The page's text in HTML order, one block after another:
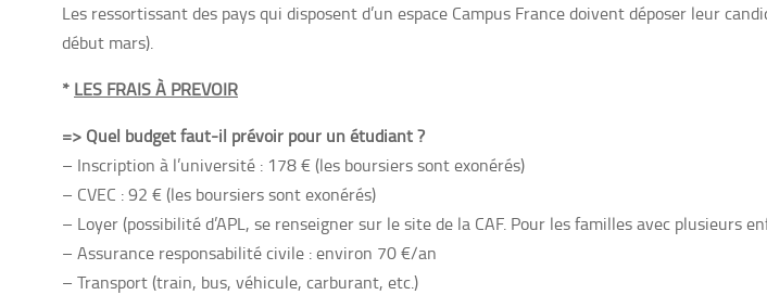
Les ressortissant des pays qui disposent d’un espace Campus France doivent déposer leur
début mars).
* LES FRAIS À PREVOIR
=> Quel budget faut-il prévoir pour un étudiant ?
– Inscription à l’université : 178 € (les boursiers sont exonérés)
– CVEC : 92 € (les boursiers sont exonérés)
– Loyer (possibilité d’APL, se renseigner sur le site de la CAF. Pour les familles avec plusieurs
– Assurance responsabilité civile : environ 70 €/an
– Transport (train, bus, véhicule, carburant, etc.)